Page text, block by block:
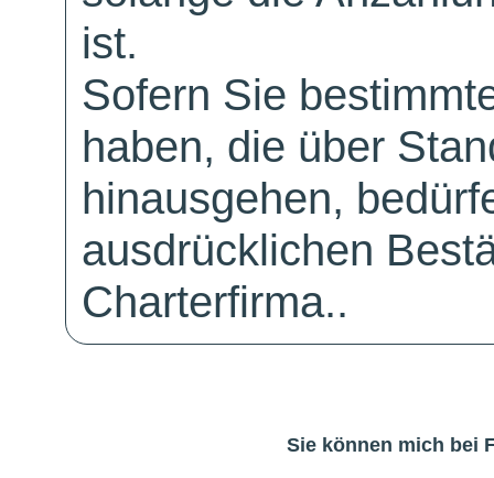
ist.
Sofern Sie
haben, die über
hinausgehen,
ausdrücklichen
Charterfirma..
Sie können mich bei